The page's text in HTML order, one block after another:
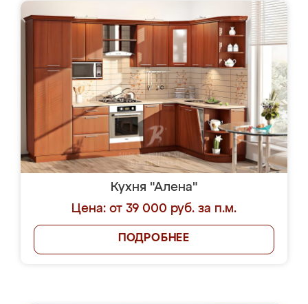
Кухня "Алена"
Цена: от 39 000 руб. за п.м.
ПОДРОБНЕЕ